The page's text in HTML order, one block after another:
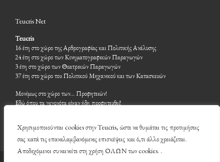
Χρησιμοποιούνται cookies στην Teucris, ώστε να θυμάται τις προτιμήσεις
σας κατά τις επαναλαμβανόμενες επισκέψεις και ό,τι άλλο χρειάζεται.
Αποδεχόμενοι συναινείτε στη χρήση ΟΛΩΝ των cookies. .
Teucris Net
Teucris
16 έτη στο χώρο της Αρθρογραφίας και Πολιτικής Ανάλυσης
24 έτη στο χώρο των Κινηματογραφικών Παραγωγών
3 έτη στο χώρο των Θεατρικών Παραγωγών
37 έτη στο χώρο του Πολιτικού Μηχανικού και των Κατασκευών
Μονίμως στο χώρο των… Προφητειών!
Εδώ όπου τα γεγονότα είχαν ήδη προφητευθεί!